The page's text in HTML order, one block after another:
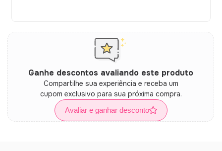
Ganhe descontos avaliando este produto
Compartilhe sua experiência e receba um
cupom exclusivo para sua próxima compra.
Avaliar e ganhar desconto